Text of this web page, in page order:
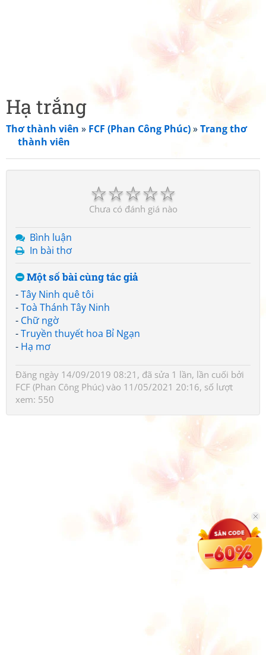
Hạ trắng
Thơ thành viên » FCF (Phan Công Phúc)»Trang thơ
thành viên
☆
☆
☆
☆
☆
Chưa có đánh giá nào
Bình luận
In bài thơ
Một số bài cùng tác giả
-Tây Ninh quê tôi
-Toà Thánh Tây Ninh
- Chữ ngờ
-Truyền thuyết hoa Bỉ Ngạn
- Hạ mơ
Đăng ngày 14/09/2019 08:21, đã sửa 1 lần, lần cuối bởi
FCF (Phan Công Phúc) vào 11/05/2021 20:16, số lượt
xem: 550